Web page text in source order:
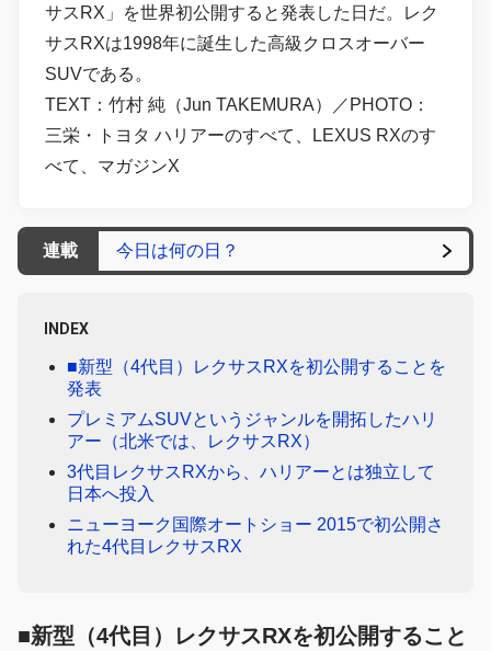
サスRX」を世界初公開すると発表した日だ。レク
サスRXは1998年に誕生した高級クロスオーバー
SUVである。
TEXT：竹村 純（Jun TAKEMURA）／PHOTO：
三栄・トヨタ ハリアーのすべて、LEXUS RXのす
べて、マガジンX
連載 今日は何の日？
INDEX
■新型（4代目）レクサスRXを初公開することを
発表
プレミアムSUVというジャンルを開拓したハリ
アー（北米では、レクサスRX）
3代目レクサスRXから、ハリアーとは独立して
日本へ投入
ニューヨーク国際オートショー 2015で初公開さ
れた4代目レクサスRX
■新型（4代目）レクサスRXを初公開すること